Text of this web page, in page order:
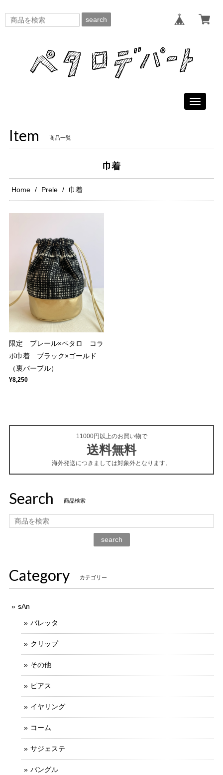
search
Toggle
Item 商品一覧
巾着
Home Prele 巾着
限定 プレール×ペタロ コラ
ボ巾着 ブラック×ゴールド
（裏パープル）
¥8,250
11000円以上のお買い物で
送料無料
海外発送につきましては対象外となります。
Search 商品検索
search
Category カテゴリー
sAn
バレッタ
クリップ
その他
ピアス
イヤリング
コーム
サジェステ
バングル